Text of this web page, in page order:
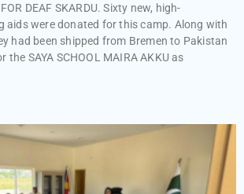
DEAF SKARDU. Sixty new, high-
aids were donated for this camp. Along with
had been shipped from Bremen to Pakistan
the SAYA SCHOOL MAIRA AKKU as